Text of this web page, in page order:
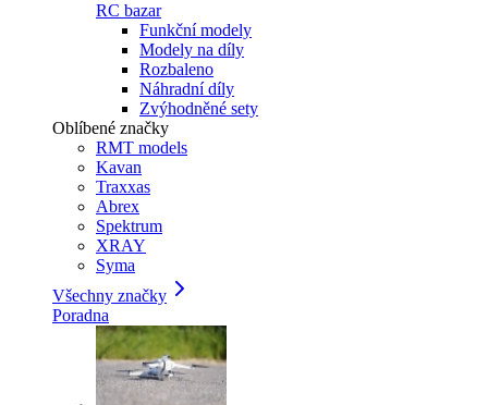
RC bazar
Funkční modely
Modely na díly
Rozbaleno
Náhradní díly
Zvýhodněné sety
Oblíbené značky
RMT models
Kavan
Traxxas
Abrex
Spektrum
XRAY
Syma
Všechny značky
Poradna